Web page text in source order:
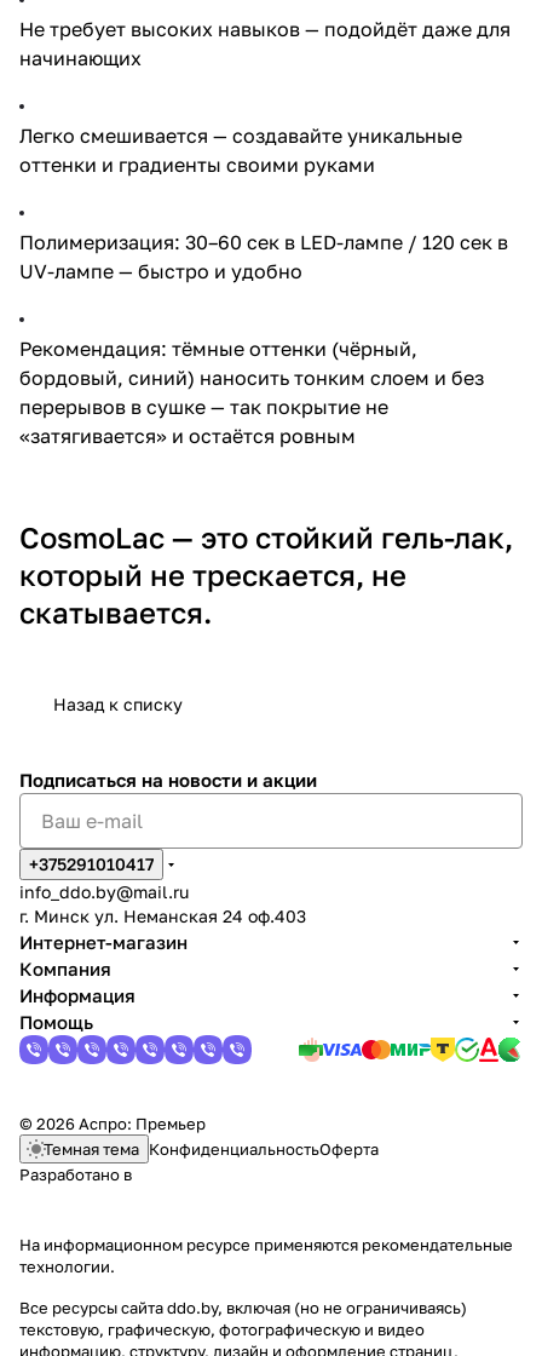
Не требует высоких навыков — подойдёт даже для
начинающих
Легко смешивается — создавайте уникальные
оттенки и градиенты своими руками
Полимеризация: 30–60 сек в LED-лампе / 120 сек в
UV-лампе — быстро и удобно
Рекомендация: тёмные оттенки (чёрный,
бордовый, синий) наносить тонким слоем и без
перерывов в сушке — так покрытие не
«затягивается» и остаётся ровным
CosmoLac — это стойкий гель-лак,
который не трескается, не
скатывается.
Назад к списку
Подписаться на новости и акции
+375291010417
info_ddo.by@mail.ru
г. Минск ул. Неманская 24 оф.403
Интернет-магазин
Компания
Информация
Помощь
© 2026 Аспро: Премьер
Темная тема КонфиденциальностьОферта
Разработано в
На информационном ресурсе применяются рекомендательные
технологии.
Все ресурсы сайта ddo.by, включая (но не ограничиваясь)
текстовую, графическую, фотографическую и видео
информацию, структуру, дизайн и оформление страниц,